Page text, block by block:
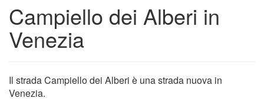
Campiello dei Alberi in
Venezia
Il strada Campiello dei Alberi è una strada nuova in
Venezia.